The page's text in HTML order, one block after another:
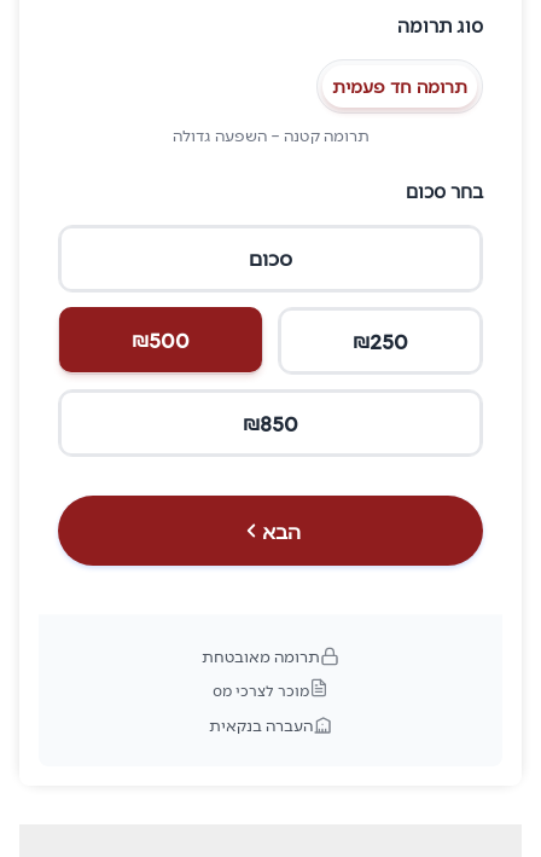
סוג תרומה
תרומה חד פעמית
תרומה קטנה – השפעה גדולה
בחר סכום
סכום
250
₪
500
₪
850
₪
הבא
תרומה מאובטחת
מוכר לצרכי מס
העברה בנקאית